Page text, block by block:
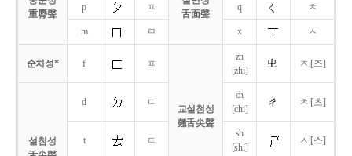
重脣聲
舌面聲
p ㅍ q ㅊ
m ㅁ x ㅅ
순치성* f ㅍ
교설첨성
翹舌尖聲
zh
[zhi]
ㅈ [즈]
설첨성
d ㄷ
ch
[chi]
ㅊ [츠]
t ㅌ
sh
[shi]
ㅅ [스]